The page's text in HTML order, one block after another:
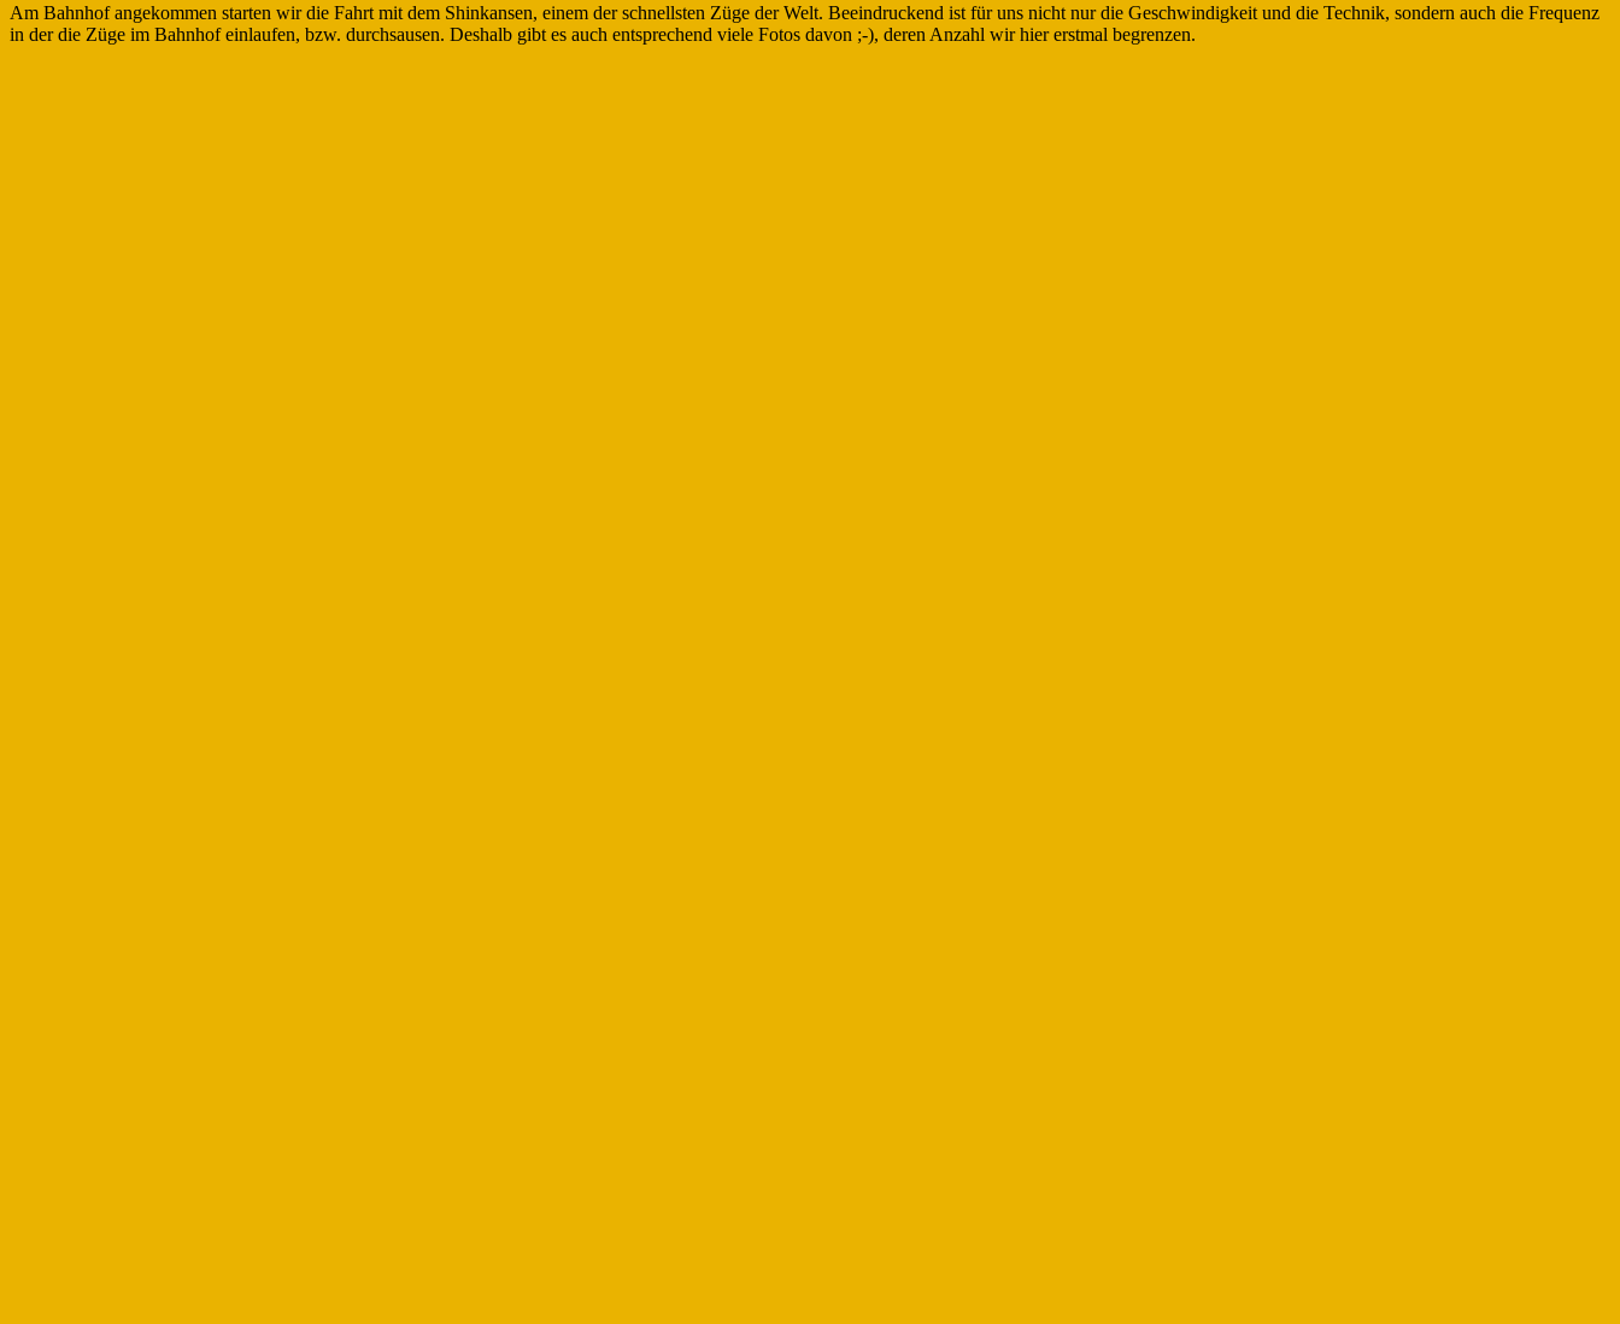
Am Bahnhof angekommen starten wir die Fahrt mit dem Shinkansen, einem der schnellsten Züge der Welt. Beeindruckend ist für uns nicht nur die Geschwindigkeit und die Technik, sondern auch die Frequenz
in der die Züge im Bahnhof einlaufen, bzw. durchsausen. Deshalb gibt es auch entsprechend viele Fotos davon ;-), deren Anzahl wir hier erstmal begrenzen.